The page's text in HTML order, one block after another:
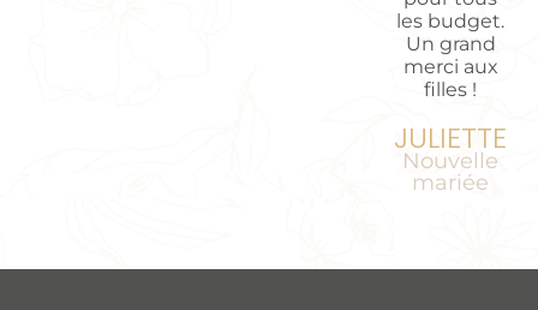
les budget.
Un grand
merci aux
filles !
JULIETTE
Nouvelle
mariée